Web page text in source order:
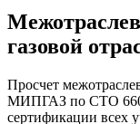
газовой
Просчет
МИПГАЗ по СТО
сертификации всех